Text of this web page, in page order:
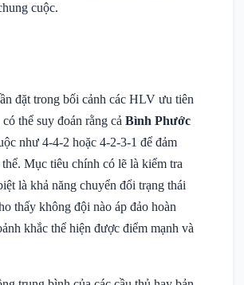
cuộc.
đặt trong bối cảnh các HLV ưu tiên
thể suy đoán rằng cả Bình Phước
như 4-4-2 hoặc 4-2-3-1 để đảm
Mục tiêu chính có lẽ là kiểm tra
là khả năng chuyển đổi trạng thái
thấy không đội nào áp đảo hoàn
khắc thể hiện được điểm mạnh và